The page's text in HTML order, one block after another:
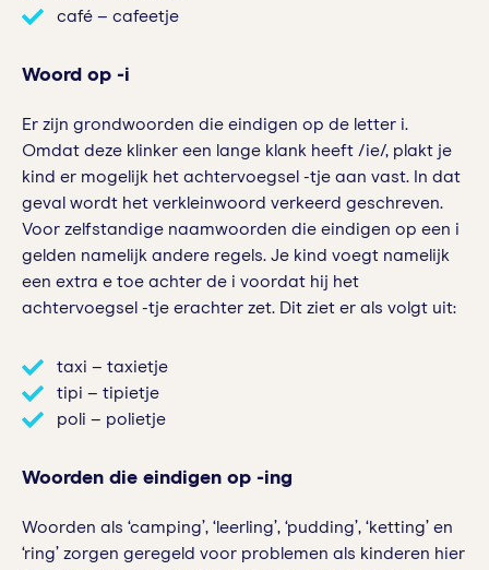
café – cafeetje
Woord op -i
Er zijn grondwoorden die eindigen op de letter i.
Omdat deze klinker een lange klank heeft /ie/, plakt je
kind er mogelijk het achtervoegsel -tje aan vast. In dat
geval wordt het verkleinwoord verkeerd geschreven.
Voor zelfstandige naamwoorden die eindigen op een i
gelden namelijk andere regels. Je kind voegt namelijk
een extra e toe achter de i voordat hij het
achtervoegsel -tje erachter zet. Dit ziet er als volgt uit:
taxi – taxietje
tipi – tipietje
poli – polietje
Woorden die eindigen op -ing
Woorden als ‘camping’, ‘leerling’, ‘pudding’, ‘ketting’ en
‘ring’ zorgen geregeld voor problemen als kinderen hier